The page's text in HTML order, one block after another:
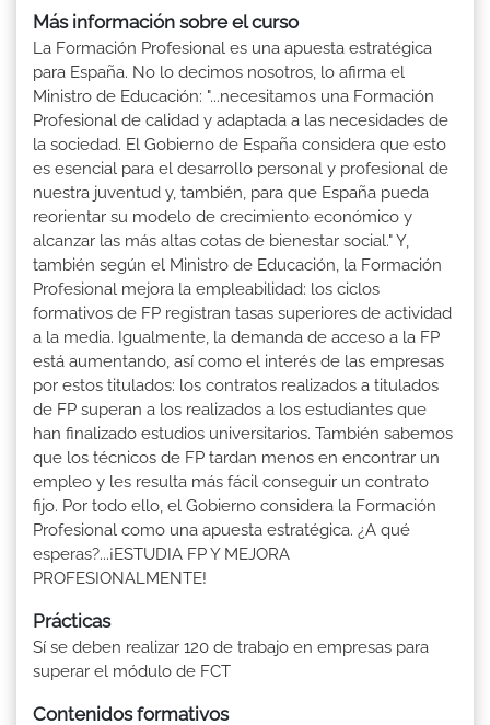
Más información sobre el curso
La Formación Profesional es una apuesta estratégica
para España. No lo decimos nosotros, lo afirma el
Ministro de Educación: "...necesitamos una Formación
Profesional de calidad y adaptada a las necesidades de
la sociedad. El Gobierno de España considera que esto
es esencial para el desarrollo personal y profesional de
nuestra juventud y, también, para que España pueda
reorientar su modelo de crecimiento económico y
alcanzar las más altas cotas de bienestar social." Y,
también según el Ministro de Educación, la Formación
Profesional mejora la empleabilidad: los ciclos
formativos de FP registran tasas superiores de actividad
a la media. Igualmente, la demanda de acceso a la FP
está aumentando, así como el interés de las empresas
por estos titulados: los contratos realizados a titulados
de FP superan a los realizados a los estudiantes que
han finalizado estudios universitarios. También sabemos
que los técnicos de FP tardan menos en encontrar un
empleo y les resulta más fácil conseguir un contrato
fijo. Por todo ello, el Gobierno considera la Formación
Profesional como una apuesta estratégica. ¿A qué
esperas?...¡ESTUDIA FP Y MEJORA
PROFESIONALMENTE!
Prácticas
Sí se deben realizar 120 de trabajo en empresas para
superar el módulo de FCT
Contenidos formativos